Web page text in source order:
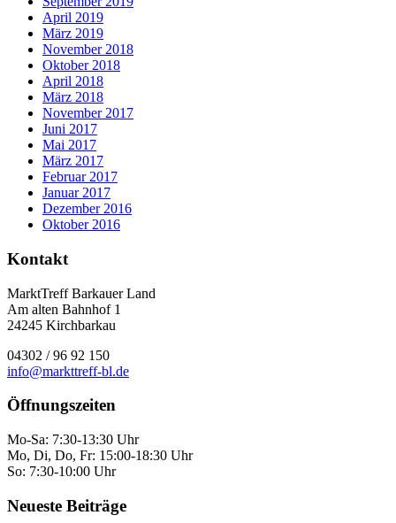
April 2019
März 2019
November 2018
Oktober 2018
April 2018
März 2018
November 2017
Juni 2017
Mai 2017
März 2017
Februar 2017
Januar 2017
Dezember 2016
Oktober 2016
Kontakt
MarktTreff Barkauer Land
Am alten Bahnhof 1
24245 Kirchbarkau
04302 / 96 92 150
info@markttreff-bl.de
Öffnungszeiten
Mo-Sa: 7:30-13:30 Uhr
Mo, Di, Do, Fr: 15:00-18:30 Uhr
So: 7:30-10:00 Uhr
Neueste Beiträge